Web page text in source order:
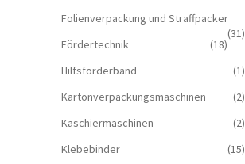
Folienverpackung und Straffpacker
(31)
Fördertechnik
(18)
Hilfsförderband
(1)
Kartonverpackungsmaschinen
(2)
Kaschiermaschinen
(2)
Klebebinder
(15)